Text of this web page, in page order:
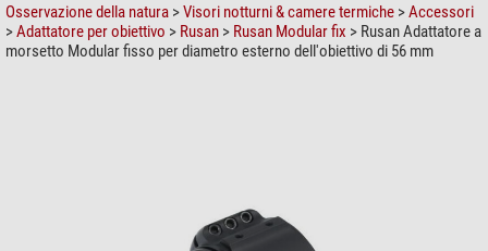
Osservazione della natura >Visori notturni & camere termiche >Accessori
>Adattatore per obiettivo > Rusan > Rusan Modular fix > Rusan Adattatore a
morsetto Modular fisso per diametro esterno dell'obiettivo di 56 mm